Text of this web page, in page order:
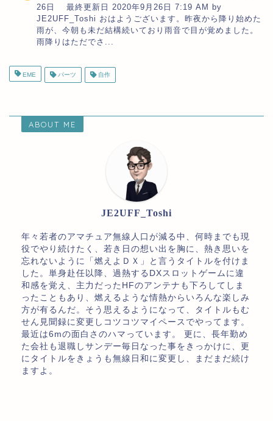
26日 最終更新日 2020年9月26日 7:19 AM by
JE2UFF_Toshi おはようございます。昨夜から降り始めた
雨が、今朝も未だ結構続いており雨音で目が覚めました。
雨降りはただでさ...
EME パーツ 自作
ABOUT ME
JE2UFF_Toshi
年々若者のアマチュア無線人口が減る中、何時までも現
役でやり続けたく、若き日の想い出を胸に、熱き思いを
忘れないように「燃えよＤＸ」と言うタイトルを付けま
した。単身赴任以降、過熱するDXスロットゲームに違
和感を覚え、主力だったHFのアンテナも下ろしてしま
ったこともあり、燃えるような情熱からいろんな楽しみ
方が有るんだ。そう思えるようになって、タイトルもむ
せん見聞録に変更しコツコツマイペースでやってます。
最近は6mの面白さのハマっています。 更に、長年勤め
た会社も退職しサンデー毎日なった事をきっかけに、更
にタイトルをきょうも無線日和に変更し、まだまだ続け
ますよ。